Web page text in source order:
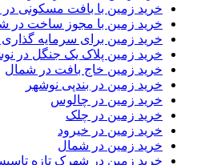
خرید زمین با بافت مسکونی در
خرید زمین با مجوز ساخت در
خرید زمین برای سرمایه
خرید زمین پلاک یک جنگل در
خرید زمین خاج بافت در شمال
خرید زمین در بندپی نوشهر
خرید زمین در چالوس
خرید زمین در چلک
خرید زمین در خیرود
خرید زمین در شمال
خرید زمین در شهرک تازه